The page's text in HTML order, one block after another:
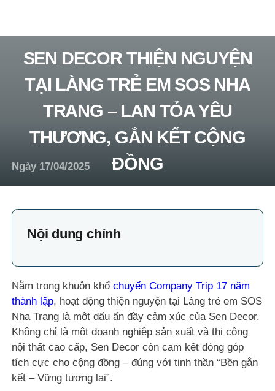
SEN DECOR THIỆN NGUYỆN
TẠI LÀNG TRẺ EM SOS NHA
TRANG – LAN TỎA YÊU
THƯƠNG, GẮN KẾT CỘNG
ĐỒNG
Ngày 17/04/2025
Nội dung chính
Nằm trong khuôn khổchuyến Company Trip 17 năm
thành lập, hoạt động thiện nguyện tại Làng trẻ em SOS
Nha Trang là một dấu ấn đầy cảm xúc của Sen Decor.
Không chỉ là một doanh nghiệp sản xuất và thi công
nội thất cao cấp, Sen Decor còn cam kết đóng góp
tích cực cho cộng đồng – đúng với tinh thần “Bền gắn
kết – Vững tương lai”.